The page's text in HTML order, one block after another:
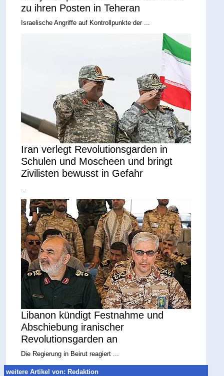
zu ihren Posten in Teheran
Israelische Angriffe auf Kontrollpunkte der ...
Iran verlegt Revolutionsgarden in
Schulen und Moscheen und bringt
Zivilisten bewusst in Gefahr
...
Libanon kündigt Festnahme und
Abschiebung iranischer
Revolutionsgarden an
Die Regierung in Beirut reagiert ...
weitere Artikel von: Redaktion